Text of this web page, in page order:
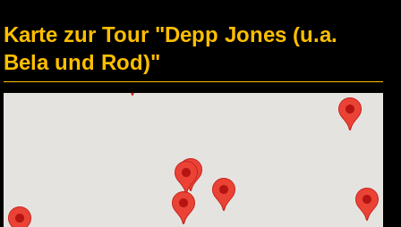
Karte zur Tour "Depp Jones (u.a.
Bela und Rod)"